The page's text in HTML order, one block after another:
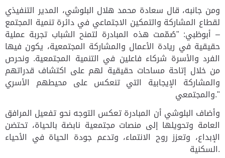
ومن جانبه، قال سعادة محمد هلال البلوشي، المدير التنفيذي
لقطاع المشاركة والتمكين الاجتماعي في دائرة تنمية المجتمع
– أبوظبي: "صُمّمت هذه المبادرة لتمنح الشباب تجربة عملية
حقيقية في ريادة الأعمال والمشاركة المجتمعية، يكون فيها
الفرد والأسرة شركاء فاعلين في التنمية المجتمعية. ونحرص
من خلال إتاحة مساحات حقيقية لهم على اكتشاف قدراتهم
والمشاركة الإيجابية التي تنعكس على محيطهم الأسري
والمجتمعي."
وأضاف البلوشي أن المبادرة تعكس التوجه نحو تفعيل المرافق
العامة وتحويلها إلى منصات مجتمعية نابضة بالحياة، تحتضن
الإبداع، وتعزز روح الانتماء، وتدعم جودة الحياة في الأحياء
السكنية.